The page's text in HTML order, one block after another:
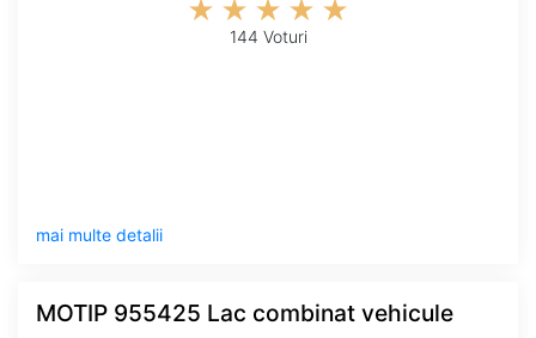
144 Voturi
mai multe detalii
MOTIP 955425 Lac combinat vehicule